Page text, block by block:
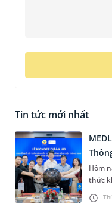
Tin tức mới nhất
Hôm
thức
Quản